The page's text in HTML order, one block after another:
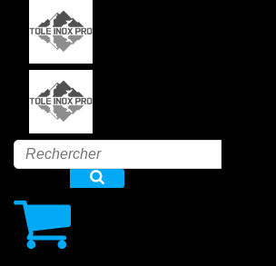
contenu